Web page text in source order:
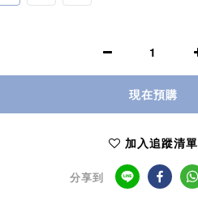
現在預購
加入追蹤清單
分享到